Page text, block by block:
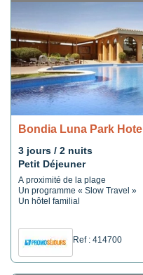
Bondia Luna Park
3 jours / 2 nuits
Petit Déjeuner
A proximité de la plage
Un programme « Slow Travel »
Un hôtel familial
Ref : 414700